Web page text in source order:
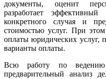
документы, оценит
разработает
конкретного случая и
стоимостью услуг. При
оплаты юридических услуг,
варианты оплаты.
Всю работу по
предварительный анализ